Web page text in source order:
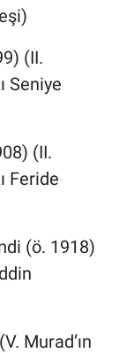
(II.
Seniye
(II.
Feride
(ö. 1918)
Murad’ın